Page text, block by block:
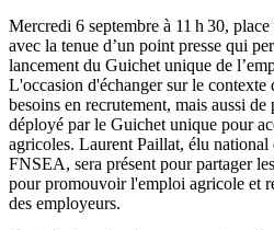
Mercredi 6 septembre à 11 h 30,
avec la tenue d’un point presse qui
lancement du Guichet unique de
L'occasion d'échanger sur le contexte
besoins en recrutement, mais aussi
déployé par le Guichet unique pour
agricoles. Laurent Paillat, élu
FNSEA, sera présent pour partager
pour promouvoir l'emploi agricole et
des employeurs.